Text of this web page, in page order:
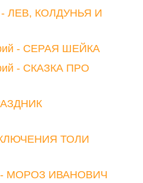
- ЛЕВ, КОЛДУНЬЯ И
- СЕРАЯ ШЕЙКА
- СКАЗКА ПРО
ТОЛИ
- МОРОЗ ИВАНОВИЧ